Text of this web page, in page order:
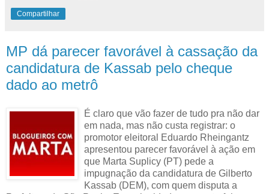
Compartilhar
MP dá parecer favorável à cassação da
candidatura de Kassab pelo cheque
dado ao metrô
É claro que vão fazer de tudo pra não dar
em nada, mas não custa registrar: o
promotor eleitoral Eduardo Rheingantz
apresentou parecer favorável à ação em
que Marta Suplicy (PT) pede a
impugnação da candidatura de Gilberto
Kassab (DEM), com quem disputa a